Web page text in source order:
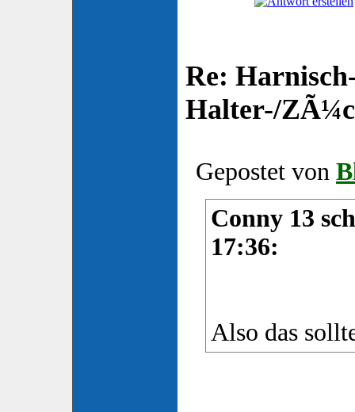
Re:
Halter-/
Gepostet von
Conny 13
17:36:
Also das